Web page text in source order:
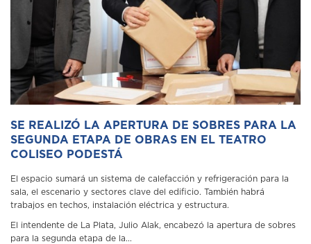
SE REALIZÓ LA APERTURA DE SOBRES PARA LA
SEGUNDA ETAPA DE OBRAS EN EL TEATRO
COLISEO PODESTÁ
El espacio sumará un sistema de calefacción y refrigeración para la
sala, el escenario y sectores clave del edificio. También habrá
trabajos en techos, instalación eléctrica y estructura.
El intendente de La Plata, Julio Alak, encabezó la apertura de sobres
para la segunda etapa de la...